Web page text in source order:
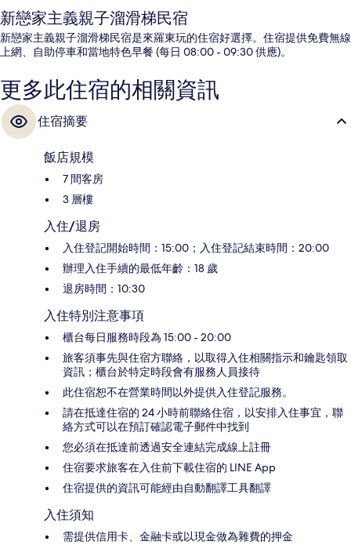
新戀家主義親子溜滑梯民宿
新戀家主義親子溜滑梯民宿是來羅東玩的住宿好選擇。住宿提供免費無線
上網、自助停車和當地特色早餐 (每日 08:00 - 09:30 供應)。
更多此住宿的相關資訊
住宿摘要
飯店規模
7 間客房
3 層樓
入住/退房
入住登記開始時間：15:00；入住登記結束時間：20:00
辦理入住手續的最低年齡：18 歲
退房時間：10:30
入住特別注意事項
櫃台每日服務時段為 15:00 - 20:00
旅客須事先與住宿方聯絡，以取得入住相關指示和鑰匙領取
資訊；櫃台於特定時段會有服務人員接待
此住宿恕不在營業時間以外提供入住登記服務。
請在抵達住宿的 24 小時前聯絡住宿，以安排入住事宜，聯
絡方式可以在預訂確認電子郵件中找到
您必須在抵達前透過安全連結完成線上註冊
住宿要求旅客在入住前下載住宿的 LINE App
住宿提供的資訊可能經由自動翻譯工具翻譯
入住須知
需提供信用卡、金融卡或以現金做為雜費的押金